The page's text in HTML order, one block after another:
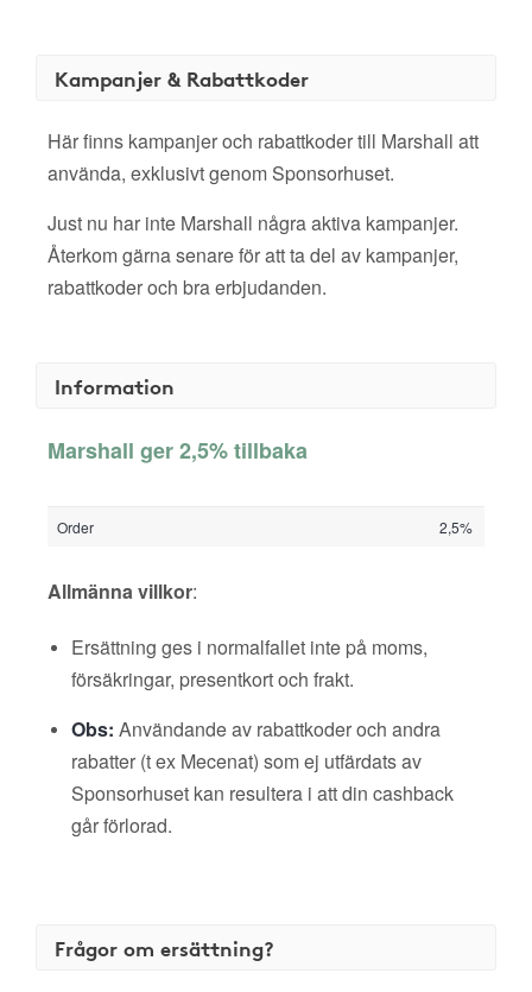
Kampanjer & Rabattkoder
Här finns kampanjer och rabattkoder till Marshall att
använda, exklusivt genom Sponsorhuset.
Just nu har inte Marshall några aktiva kampanjer.
Återkom gärna senare för att ta del av kampanjer,
rabattkoder och bra erbjudanden.
Information
Marshall ger 2,5% tillbaka
Order 2,5%
Allmänna villkor:
Ersättning ges i normalfallet inte på moms,
försäkringar, presentkort och frakt.
Obs: Användande av rabattkoder och andra
rabatter (t ex Mecenat) som ej utfärdats av
Sponsorhuset kan resultera i att din cashback
går förlorad.
Frågor om ersättning?